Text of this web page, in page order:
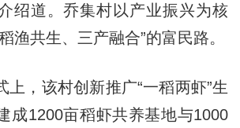
绍道。乔集村以产业振兴为核
渔共生、三产融合”的富民路。
，该村创新推广“一稻两虾”生
成1200亩稻虾共养基地与1000